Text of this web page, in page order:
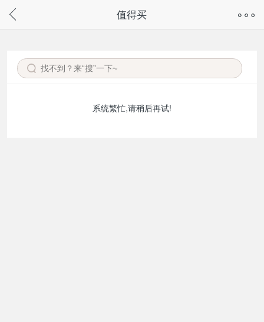
请通过微信或支付宝搜“奇兔客小程序”访问
值得买
系统繁忙,请稍后再试!